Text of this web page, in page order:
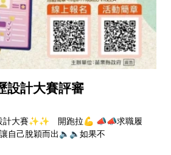
設計大賽評審
計大賽✨✨ 開跑拉💪 📣📣求職履
自己脫穎而出🔈🔈如果不